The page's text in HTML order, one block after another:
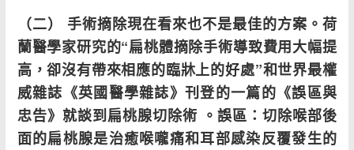
（二） 手術摘除現在看來也不是最佳的方案。荷
蘭醫學家研究的“扁桃體摘除手術導致費用大幅提
高，卻沒有帶來相應的臨牀上的好處”和世界最權
威雜誌《英國醫學雜誌》刊登的一篇的《誤區與
忠告》就談到扁桃腺切除術 。誤區：切除喉部後
面的扁桃腺是治癒喉嚨痛和耳部感染反覆發生的